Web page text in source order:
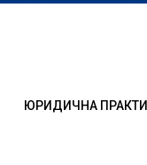
ЮРИДИЧНА